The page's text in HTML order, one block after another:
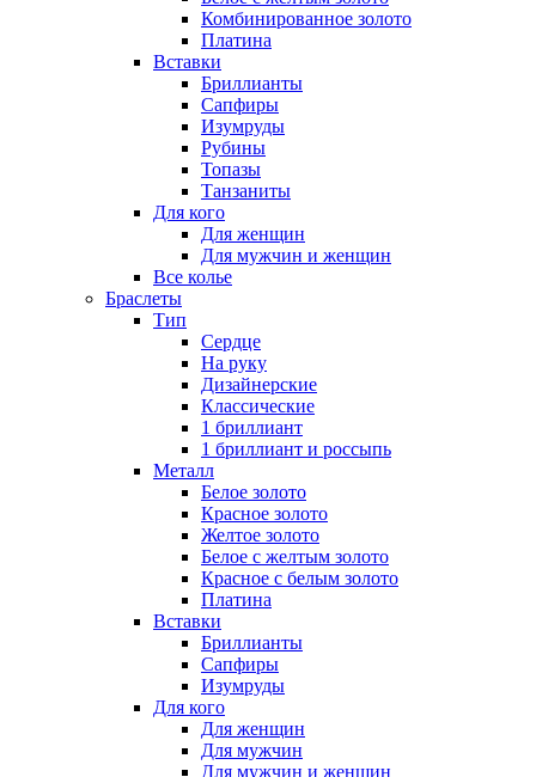
Комбинированное золото
Платина
Вставки
Бриллианты
Сапфиры
Изумруды
Рубины
Топазы
Танзаниты
Для кого
Для женщин
Для мужчин и женщин
Все колье
Браслеты
Тип
Сердце
На руку
Дизайнерские
Классические
1 бриллиант
1 бриллиант и россыпь
Металл
Белое золото
Красное золото
Желтое золото
Белое с желтым золото
Красное с белым золото
Платина
Вставки
Бриллианты
Сапфиры
Изумруды
Для кого
Для женщин
Для мужчин
Для мужчин и женщин